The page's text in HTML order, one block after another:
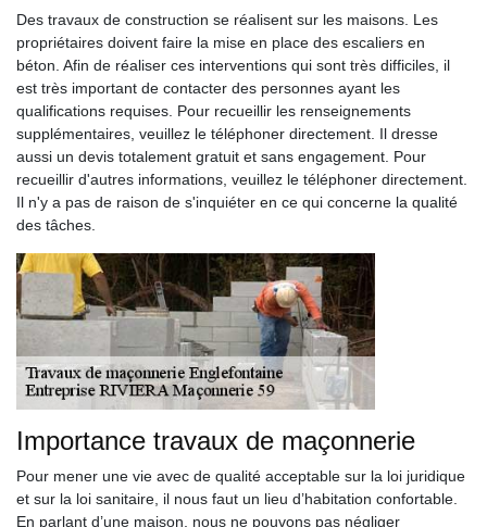
Des travaux de construction se réalisent sur les maisons. Les
propriétaires doivent faire la mise en place des escaliers en
béton. Afin de réaliser ces interventions qui sont très difficiles, il
est très important de contacter des personnes ayant les
qualifications requises. Pour recueillir les renseignements
supplémentaires, veuillez le téléphoner directement. Il dresse
aussi un devis totalement gratuit et sans engagement. Pour
recueillir d'autres informations, veuillez le téléphoner directement.
Il n'y a pas de raison de s'inquiéter en ce qui concerne la qualité
des tâches.
Importance travaux de maçonnerie
Pour mener une vie avec de qualité acceptable sur la loi juridique
et sur la loi sanitaire, il nous faut un lieu d’habitation confortable.
En parlant d’une maison, nous ne pouvons pas négliger